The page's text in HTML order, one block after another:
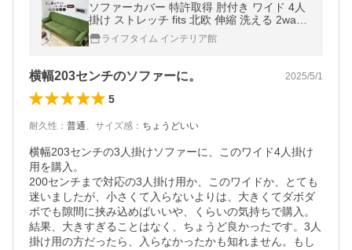
ソファーカバー 特許取得 肘付き ワイド 4人
掛け ストレッチ fits 北欧 伸縮 洗える 2way
4人 4人掛 大きいサイズ フィット カバー
ライフタイム インテリア館
横幅203センチのソファーに。 2025/5/1
5
耐久性 ： 普通、 サイズ感 ： ちょうどいい
横幅203センチの3人掛けソファーに、このワイド4人掛け
用を購入。
200センチまで対応の3人掛け用か、このワイドか、とても
迷いましたが、小さくて入らないよりは、大きくてダボダ
ボでも隙間に挟み込めばいいや、くらいの気持ちで購入。
結果、大きすぎることはなく、ちょうど良かったです。3人
掛け用の方だったら、入らなかったかも知れません。もし